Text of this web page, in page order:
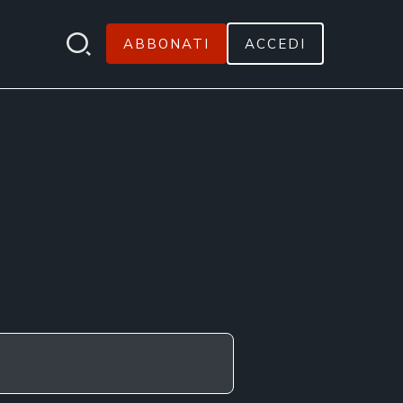
ABBONATI ACCEDI